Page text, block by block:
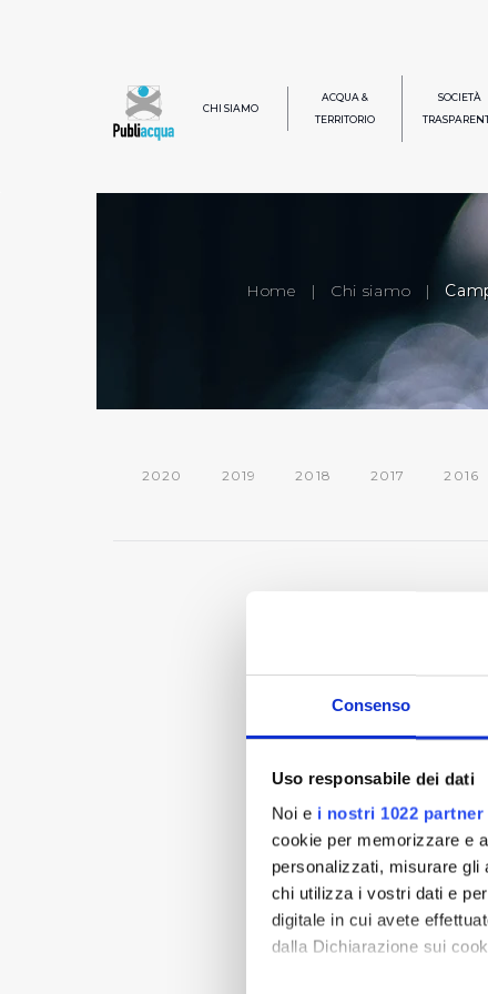
Consenso
Uso responsabile dei dati
Noi e i nostri 1022 partner
cookie per memorizzare e
personalizzati, misurare
chi utilizza i vostri dati e
digitale in cui avete
dalla Dichiarazione sui
CHI SIAMO
ACQUA &
TERRITORIO
SOCIETÀ
Home | Chi siamo |
2020 2019 2018 2017 2016